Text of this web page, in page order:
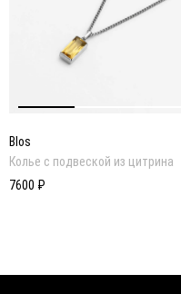
Blos
Колье с подвеской из цитрина
7600 ₽